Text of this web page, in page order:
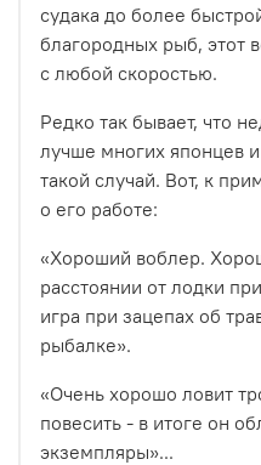
судака до более
благородных рыб, этот
с любой скоростью.
Редко так бывает, что
лучше многих японцев и
такой случай. Вот, к
о его работе:
«Хороший воблер.
расстоянии от лодки
игра при зацепах об
рыбалке».
«Очень хорошо ловит
повесить - в итоге он
экземпляры»...